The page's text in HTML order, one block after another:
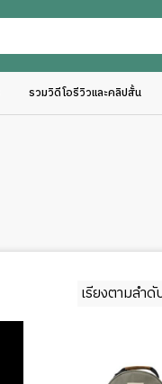
รวมวิดีโอรีวิวและคลิปสั้น